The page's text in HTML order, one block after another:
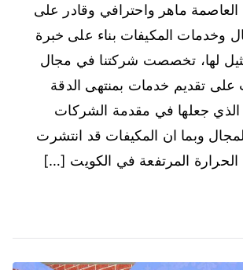
ماهر واحترافي وقادر على
وخدمات المكيفات بناء على خبرة
مثيل لها، تخصصت شركتنا في مجال
تقديم خدمات بمنتهى الدقة
الذي جعلها في مقدمة الشركات
وبما ان المكيفات قد انتشرت
الحرارة المرتفعة في الكويت […]